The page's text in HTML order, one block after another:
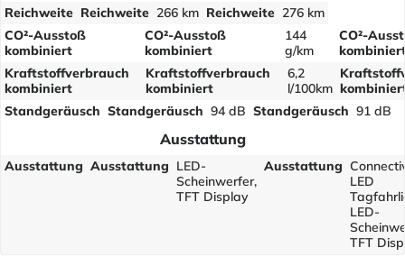
Reichweite Reichweite 266 km Reichweite 276 km
CO²-Ausstoß
kombiniert
CO²-Ausstoß
kombiniert
144
g/km
CO²-
Kraftstoffverbrauch
kombiniert
Kraftstoffverbrauch
kombiniert
6,2
l/100km
Standgeräusch Standgeräusch 94 dB Standgeräusch 91 dB
Ausstattung
Ausstattung Ausstattung LED-
Scheinwerfer,
TFT Display
Ausstattung
LED
LED-
TFT